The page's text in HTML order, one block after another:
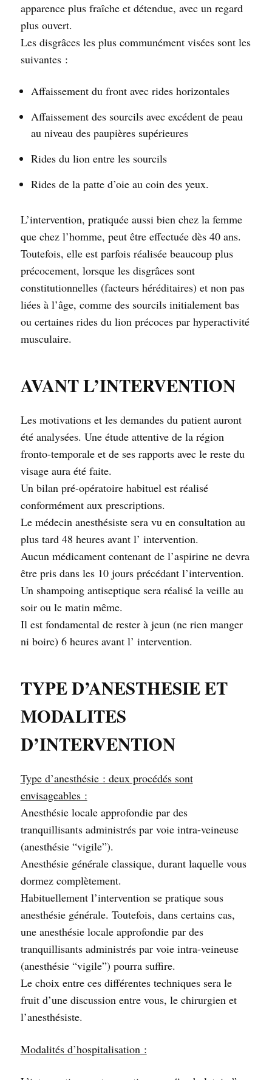
apparence plus fraîche et détendue, avec un regard
plus ouvert.
Les disgrâces les plus communément visées sont les
suivantes :
Affaissement du front avec rides horizontales
Affaissement des sourcils avec excédent de peau
au niveau des paupières supérieures
Rides du lion entre les sourcils
Rides de la patte d’oie au coin des yeux.
L’intervention, pratiquée aussi bien chez la femme
que chez l’homme, peut être effectuée dès 40 ans.
Toutefois, elle est parfois réalisée beaucoup plus
précocement, lorsque les disgrâces sont
constitutionnelles (facteurs héréditaires) et non pas
liées à l’âge, comme des sourcils initialement bas
ou certaines rides du lion précoces par hyperactivité
musculaire.
AVANT L’INTERVENTION
Les motivations et les demandes du patient auront
été analysées. Une étude attentive de la région
fronto-temporale et de ses rapports avec le reste du
visage aura été faite.
Un bilan pré-opératoire habituel est réalisé
conformément aux prescriptions.
Le médecin anesthésiste sera vu en consultation au
plus tard 48 heures avant l’ intervention.
Aucun médicament contenant de l’aspirine ne devra
être pris dans les 10 jours précédant l’intervention.
Un shampoing antiseptique sera réalisé la veille au
soir ou le matin même.
Il est fondamental de rester à jeun (ne rien manger
ni boire) 6 heures avant l’ intervention.
TYPE D’ANESTHESIE ET
MODALITES
D’INTERVENTION
Type d’anesthésie : deux procédés sont
envisageables :
Anesthésie locale approfondie par des
tranquillisants administrés par voie intra-veineuse
(anesthésie “vigile”).
Anesthésie générale classique, durant laquelle vous
dormez complètement.
Habituellement l’intervention se pratique sous
anesthésie générale. Toutefois, dans certains cas,
une anesthésie locale approfondie par des
tranquillisants administrés par voie intra-veineuse
(anesthésie “vigile”) pourra suffire.
Le choix entre ces différentes techniques sera le
fruit d’une discussion entre vous, le chirurgien et
l’anesthésiste.
Modalités d’hospitalisation :